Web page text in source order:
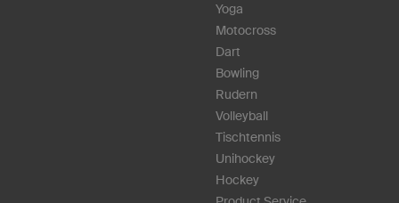
Yoga
Motocross
Dart
Bowling
Rudern
Volleyball
Tischtennis
Unihockey
Hockey